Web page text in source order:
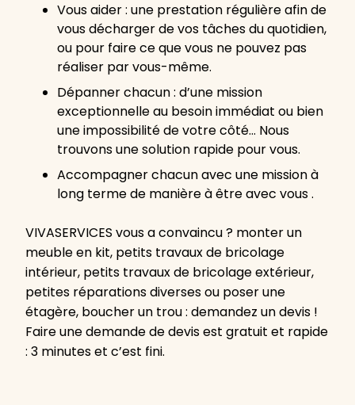
Vous aider : une prestation régulière afin de
vous décharger de vos tâches du quotidien,
ou pour faire ce que vous ne pouvez pas
réaliser par vous-même.
Dépanner chacun : d’une mission
exceptionnelle au besoin immédiat ou bien
une impossibilité de votre côté… Nous
trouvons une solution rapide pour vous.
Accompagner chacun avec une mission à
long terme de manière à être avec vous .
VIVASERVICES vous a convaincu ? monter un
meuble en kit, petits travaux de bricolage
intérieur, petits travaux de bricolage extérieur,
petites réparations diverses ou poser une
étagère, boucher un trou : demandez un devis !
Faire une demande de devis est gratuit et rapide
: 3 minutes et c’est fini.